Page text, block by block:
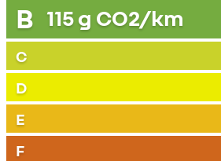
B 115g CO2/km
C
D
E
F